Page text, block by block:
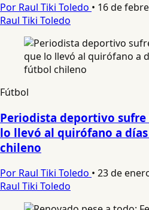
Por Raul Tiki Toledo • 16 de
Raul Tiki Toledo
Fútbol
Periodista deportivo
lo llevó al quirófano a
chileno
Por Raul Tiki Toledo • 23 de
Raul Tiki Toledo